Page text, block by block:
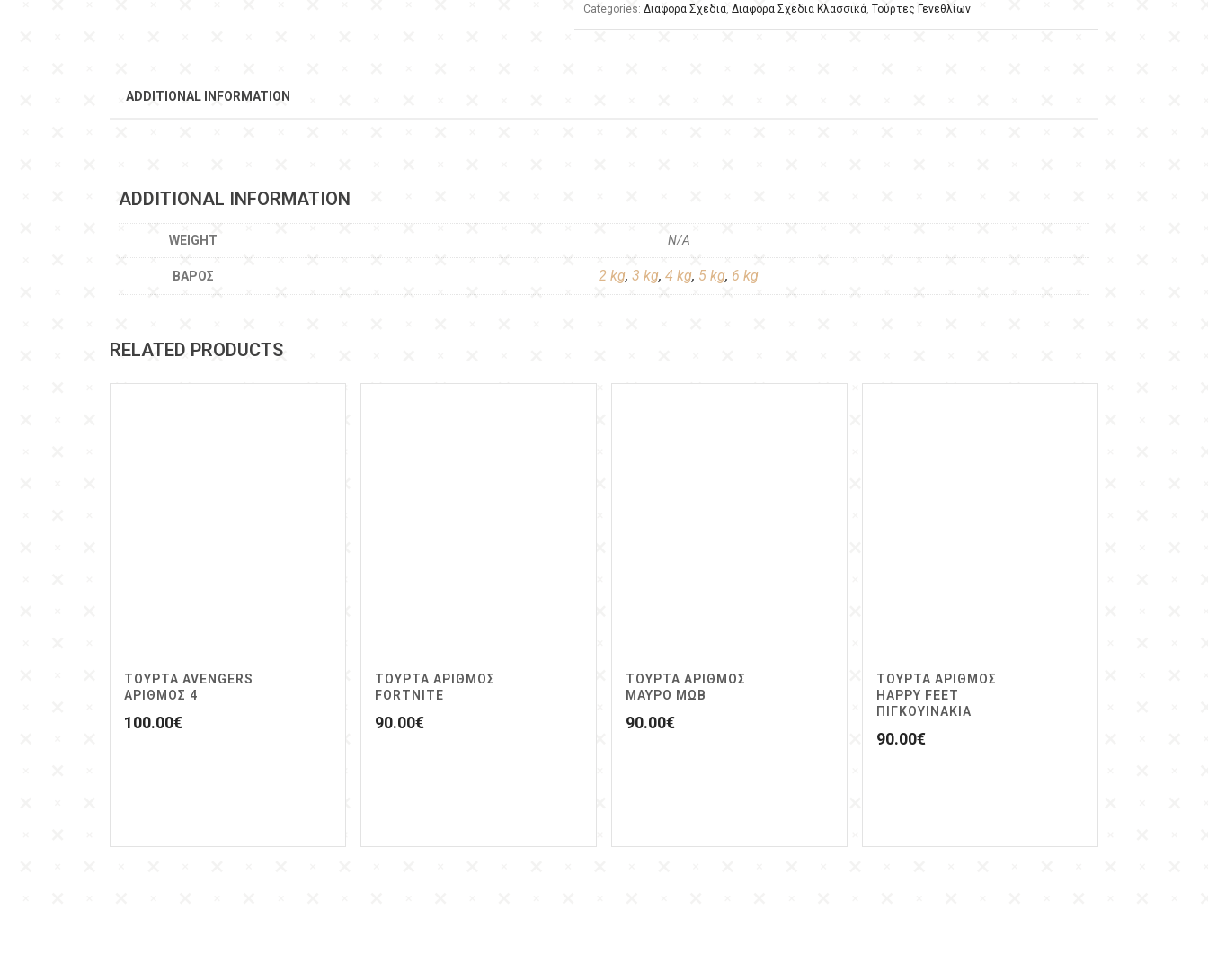
Categories: Διαφορα Σχεδια, Διαφορα Σχεδια Κλασσικά, Τούρτες Γενεθλίων
ADDITIONAL INFORMATION
ADDITIONAL INFORMATION
WEIGHT N/A
ΒΆΡΟΣ 2 kg, 3 kg, 4 kg, 5 kg, 6 kg
RELATED PRODUCTS
ΤΟΥΡΤΑ AVENGERS
ΑΡΙΘΜΌΣ 4
100.00€
ΤΟΥΡΤΑ ΑΡΙΘΜΟΣ
FORTNITE
90.00€
ΤΟΥΡΤΑ ΑΡΙΘΜΟΣ
ΜΑΥΡΟ ΜΩΒ
90.00€
ΤΟΥΡΤΑ ΑΡΙΘΜΟΣ
HAPPY FEET
ΠΙΓΚΟΥΙΝΑΚΙΑ
90.00€